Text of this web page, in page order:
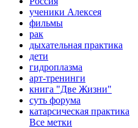
ученики Алексея
фильмы
рак
дыхательная практика
дети
гидроплазма
арт-тренинги
книга "Две Жизни"
суть форума
катарсическая практика
Все метки